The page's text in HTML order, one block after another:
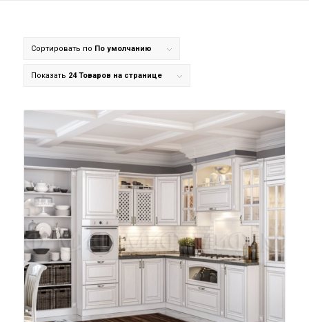
Сортировать по По умолчанию
Показать 24 Товаров на странице